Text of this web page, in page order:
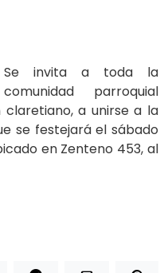
Se invita a toda la
comunidad parroquial
a unirse a la
se festejará el sábado
en Zenteno 453, al